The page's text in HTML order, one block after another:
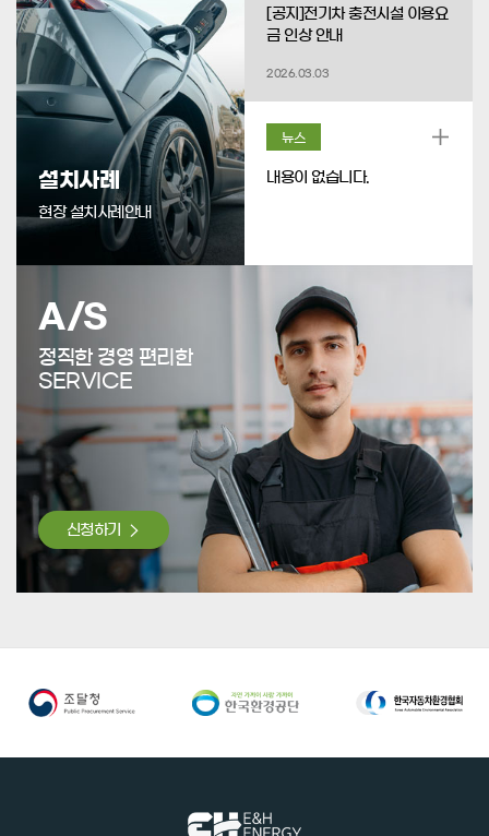
설치사례
현장 설치사례안내
[공지]전기차 충전시설 이용요
금 인상 안내
2026.03.03
뉴스
내용이 없습니다.
A/S
정직한 경영 편리한
SERVICE
신청하기